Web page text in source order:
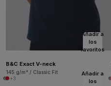
Añadir a
los
favoritos
B&C Exact V-neck
145 g/m² / Classic Fit
+3
Añadir a
los